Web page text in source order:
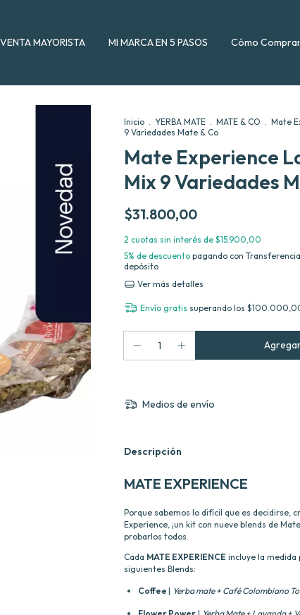
VENTA MAYORISTA MI MARCA EN 5 PASOS Cómo Comprar
Inicio . YERBA MATE . MATE & CO . Mate
9 Variedades Mate & Co
Mate Experience
Mix 9 Variedades
$31.800,00
2 cuotas sin interés de $15.900,00
5% de descuento pagando con
depósito
Ver más detalles
Envío gratis superando los
Medios de envío
Descripción
MATE EXPERIENCE
Porque sabemos lo difícil que es decidirse,
Experience, ¡un kit con nueve blends de
probarlos todos.
Cada MATE EXPERIENCE incluye la medida
siguientes Blends:
Coffee | Yerba mate + Café Colombiano